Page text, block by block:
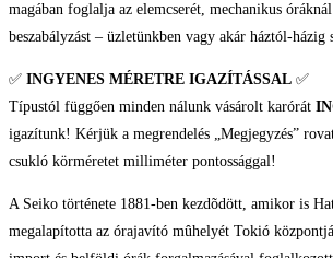
magában foglalja az elemcserét, mechanikus
beszabályzást – üzletünkben vagy akár háztól-házig
✅ INGYENES MÉRETRE IGAZÍTÁSSAL ✅
Típustól függően minden nálunk vásárolt karórát
igazítunk! Kérjük a megrendelés „Megjegyzés”
csukló körméretet milliméter pontossággal!
A Seiko története 1881-ben kezdõdött, amikor is
megalapította az órajavító mûhelyét Tokió